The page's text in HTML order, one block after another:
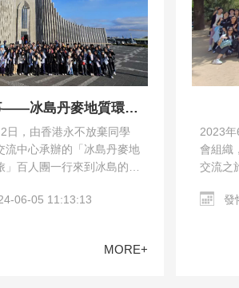
——冰島丹麥地質環保
探索之旅
日，由香港永不放棄同學
流中心承辦的「冰島丹麥地
百人團一行來到冰島的雷
06-05 11:13:13
MORE+
2023
會組織
交流之
教堂發